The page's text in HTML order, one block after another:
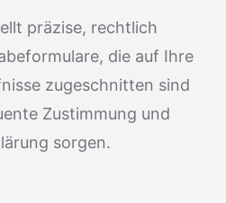
präzise, rechtlich
die auf Ihre
zugeschnitten sind
Zustimmung und
sorgen.